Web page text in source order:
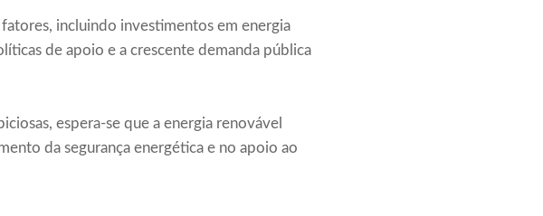
incluindo investimentos em energia
de apoio e a crescente demanda pública
espera-se que a energia renovável
da segurança energética e no apoio ao